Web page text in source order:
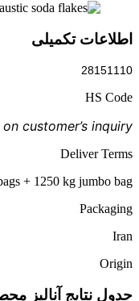
اطلاعات تکمیلی
28151110
HS Code
on customer’s inquiry
Deliver Terms
+ 1250 kg jumbo bag
Packaging
Iran
Origin
جدول نتایج آنالیز